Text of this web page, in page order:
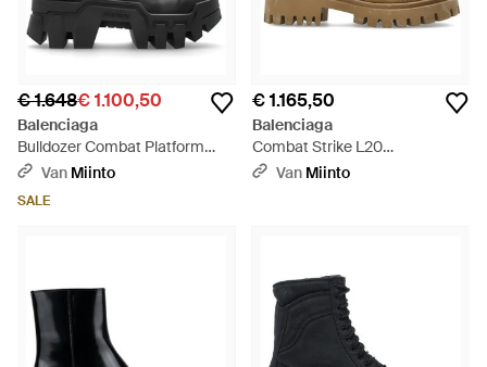
€ 1.648€ 1.100,50
Balenciaga
Bulldozer Combat Platform
Enkellaarsjes - Zwart
Van Miinto
SALE
€ 1.165,50
Balenciaga
Combat Strike L20
Enkellaarsjes - Naturel
Van Miinto